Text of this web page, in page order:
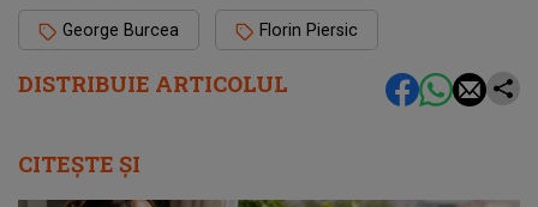
DISTRIBUIE ARTICOLUL
George Burcea Florin Piersic
CITEȘTE ȘI